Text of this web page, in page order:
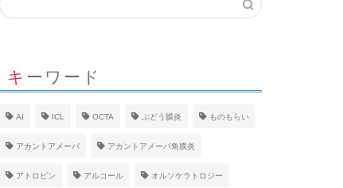
キーワード
AI ICL OCTA ぶどう膜炎 ものもらい
アカントアメーバ アカントアメーバ角膜炎
アトロピン アルコール オルソケラトロジー